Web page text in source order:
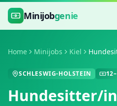
Zum Hauptinhalt springen
Minijobgenie
Home Minijobs Kiel
SCHLESWIG-HOLSTEIN 12–
Hundesitter/in